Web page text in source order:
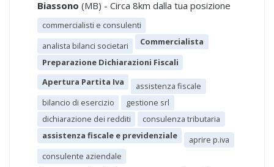
Biassono (MB) - Circa 8km dalla tua posizione
commercialisti e consulenti
analista bilanci societari
Commercialista
Preparazione Dichiarazioni Fiscali
Apertura Partita Iva
assistenza fiscale
bilancio di esercizio
gestione srl
dichiarazione dei redditi
consulenza tributaria
assistenza fiscale e previdenziale
aprire p.iva
consulente aziendale